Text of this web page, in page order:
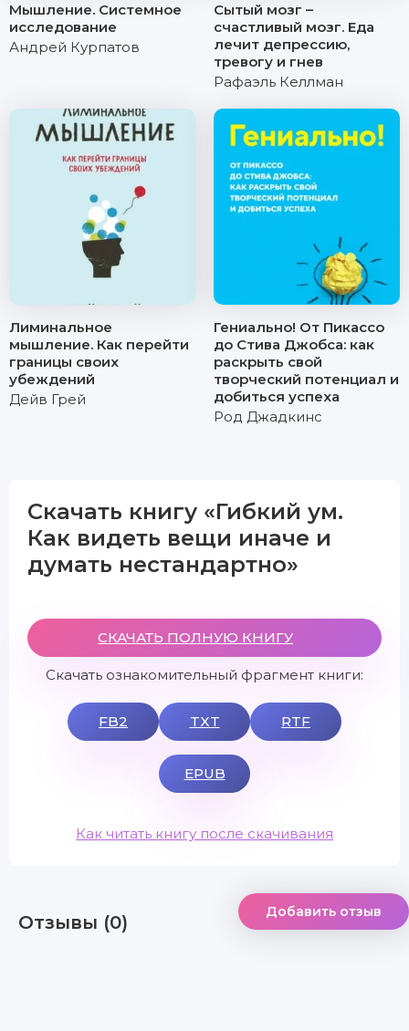
Мышление. Системное
исследование
Андрей Курпатов
Сытый мозг –
счастливый мозг. Еда
лечит депрессию,
тревогу и гнев
Рафаэль Келлман
Лиминальное
мышление. Как перейти
границы своих
убеждений
Дейв Грей
Гениально! От Пикассо
до Стива Джобса: как
раскрыть свой
творческий потенциал и
добиться успеха
Род Джадкинс
Скачать книгу «Гибкий ум.
Как видеть вещи иначе и
думать нестандартно»
СКАЧАТЬ ПОЛНУЮ КНИГУ
Скачать ознакомительный фрагмент книги:
FB2 TXT RTF
EPUB
Как читать книгу после скачивания
Отзывы (0) Добавить отзыв